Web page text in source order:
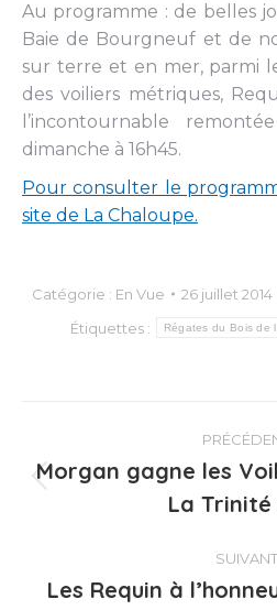
Au programme : de belles
Baie de Bourgneuf et de
sur terre et en mer, parmi
des voiliers métriques,
l’incontournable
dimanche à 16h45.
Pour consulter le
site de La Chaloupe.
Catégorie : En Vue 26 juillet 2014
Étiquettes :
Régates du Bois de
Navigation
article
Morgan gagne les
La Trinité
SUIVANT
Les Requin à